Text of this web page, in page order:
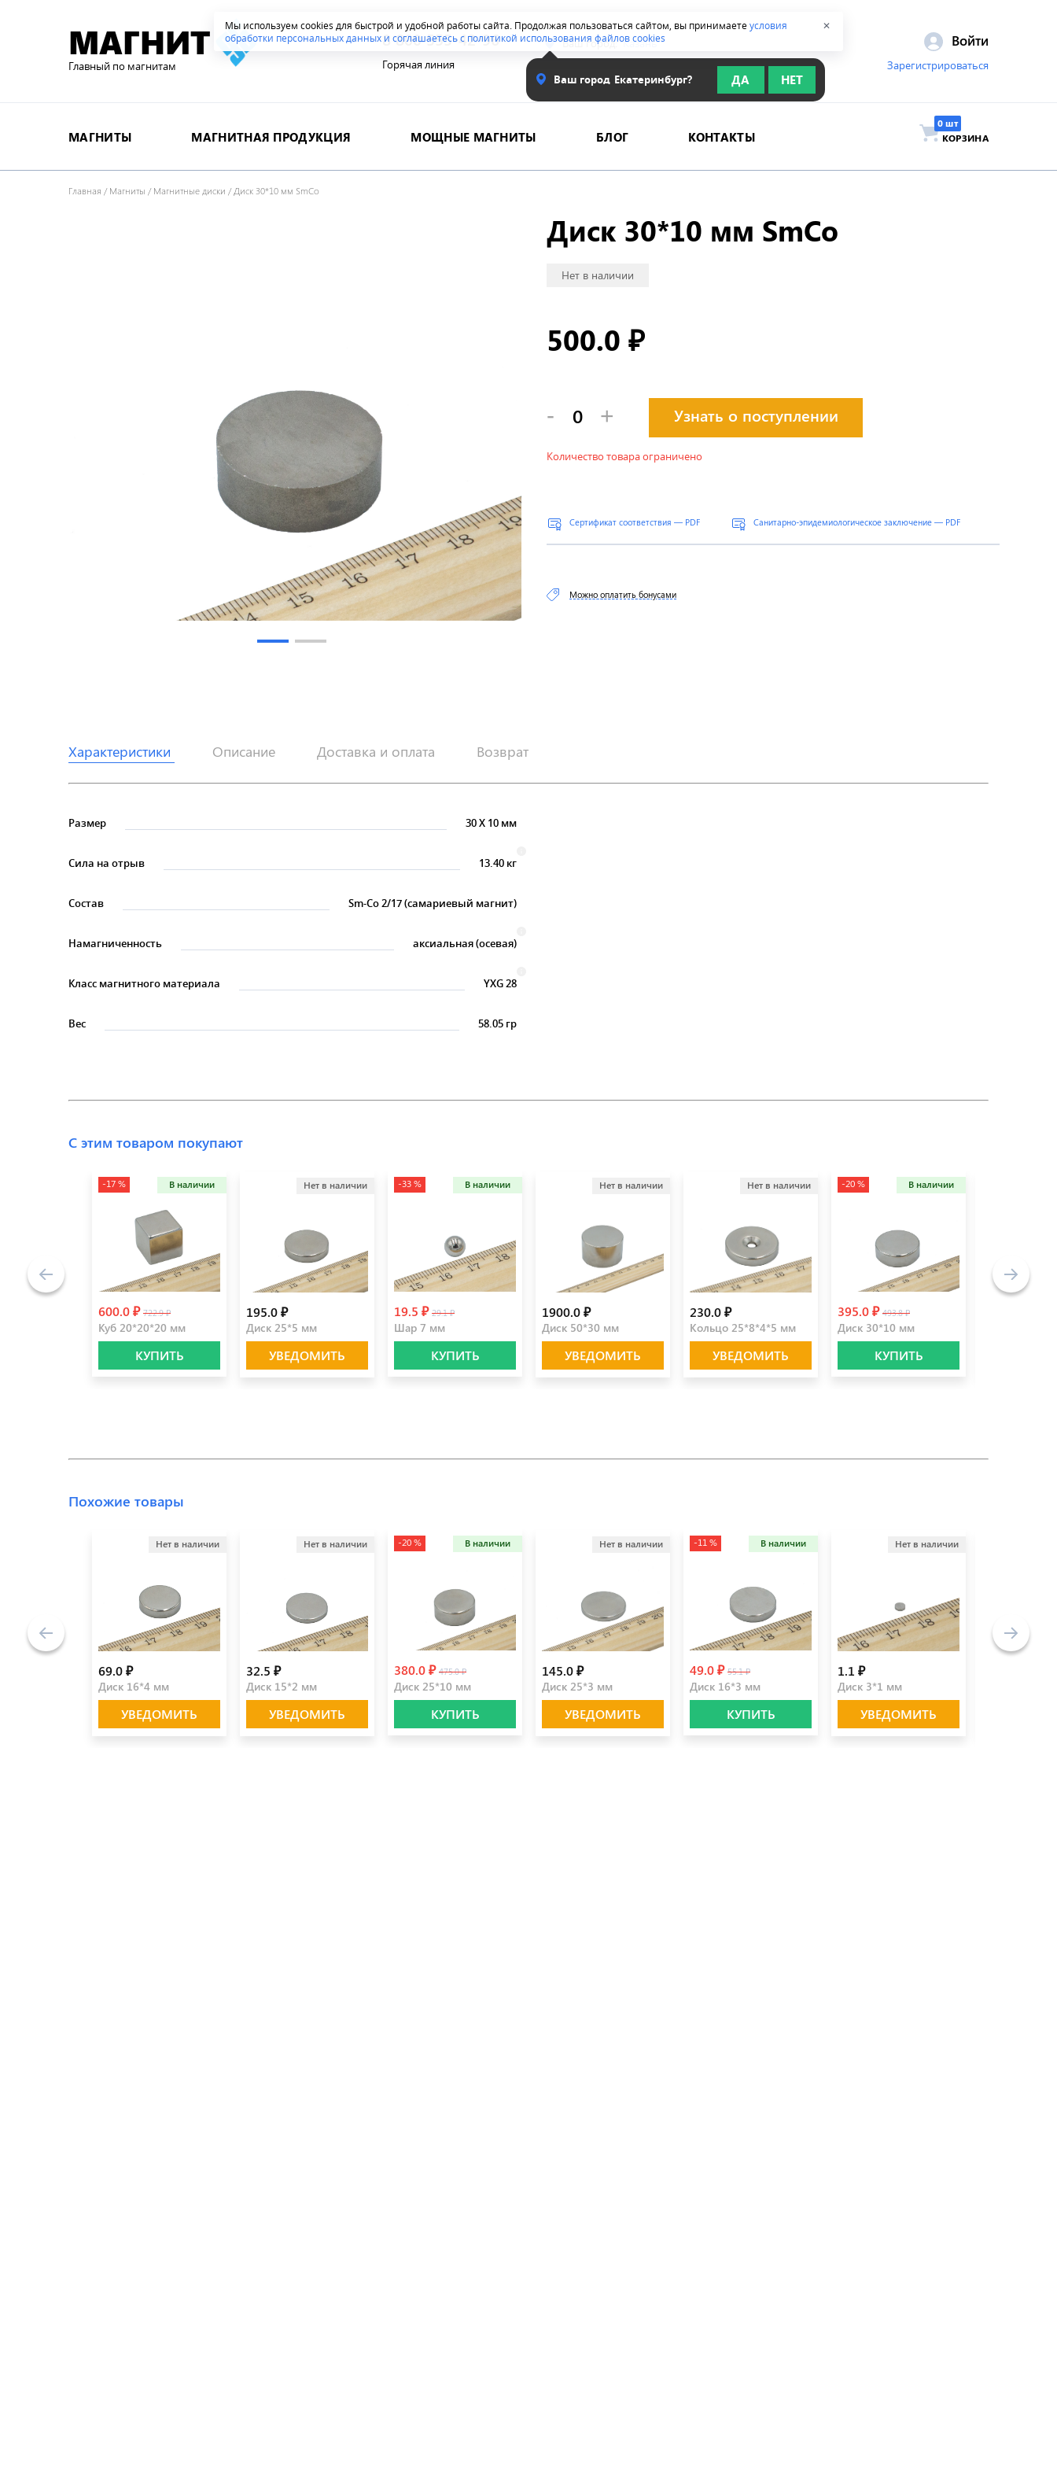
Мы используем cookies для быстрой и удобной работы сайта. Продолжая пользоваться сайтом, вы принимаетеусловия
обработки персональных данных и соглашаетесь с политикой использования файлов cookies
✕
МАГНИТ
Главный по магнитам
8 800 555-42-96
Горячая линия
Ваш город: Казань
Ваш город Екатеринбург? ДА НЕТ
Войти
Зарегистрироваться
МАГНИТЫ МАГНИТНАЯ ПРОДУКЦИЯ МОЩНЫЕ МАГНИТЫ БЛОГ КОНТАКТЫ КОРЗИНА
Главная /Магниты /Магнитные диски /Диск 30*10 мм SmCo
Диск 30*10 мм SmCo
Нет в наличии
500.0 ₽
- + Узнать о поступлении
Количество товара ограничено
Сертификат соответствия — PDF Санитарно-эпидемиологическое заключение — PDF
Можно оплатить бонусами
Характеристики Описание Доставка и оплата Возврат
Размер 30X 10 мм
Сила на отрыв 13.40 кг
Состав Sm-Co 2/17 (самариевый магнит)
Намагниченность аксиальная (осевая)
Класс магнитного материала YXG 28
Вес 58.05 гр
С этим товаром покупают
-17 % В наличии
600.0 ₽ 722.9 ₽
Куб 20*20*20 мм
КУПИТЬ
Нет в наличии
195.0 ₽
Диск 25*5 мм
УВЕДОМИТЬ
-33 % В наличии
19.5 ₽ 29.1 ₽
Шар 7 мм
КУПИТЬ
Нет в наличии
1900.0 ₽
Диск 50*30 мм
УВЕДОМИТЬ
Нет в наличии
230.0 ₽
Кольцо 25*8*4*5 мм
УВЕДОМИТЬ
-20 % В наличии
395.0 ₽ 493.8 ₽
Диск 30*10 мм
КУПИТЬ
Похожие товары
Нет в наличии
69.0 ₽
Диск 16*4 мм
УВЕДОМИТЬ
Нет в наличии
32.5 ₽
Диск 15*2 мм
УВЕДОМИТЬ
-20 % В наличии
380.0 ₽ 475.0 ₽
Диск 25*10 мм
КУПИТЬ
Нет в наличии
145.0 ₽
Диск 25*3 мм
УВЕДОМИТЬ
-11 % В наличии
49.0 ₽ 55.1 ₽
Диск 16*3 мм
КУПИТЬ
Нет в наличии
1.1 ₽
Диск 3*1 мм
УВЕДОМИТЬ